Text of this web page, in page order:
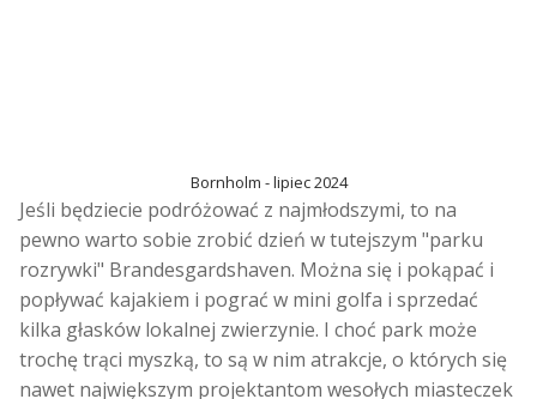
Bornholm - lipiec 2024
Jeśli będziecie podróżować z najmłodszymi, to na
pewno warto sobie zrobić dzień w tutejszym "parku
rozrywki" Brandesgardshaven. Można się i pokąpać i
popływać kajakiem i pograć w mini golfa i sprzedać
kilka głasków lokalnej zwierzynie. I choć park może
trochę trąci myszką, to są w nim atrakcje, o których się
nawet największym projektantom wesołych miasteczek